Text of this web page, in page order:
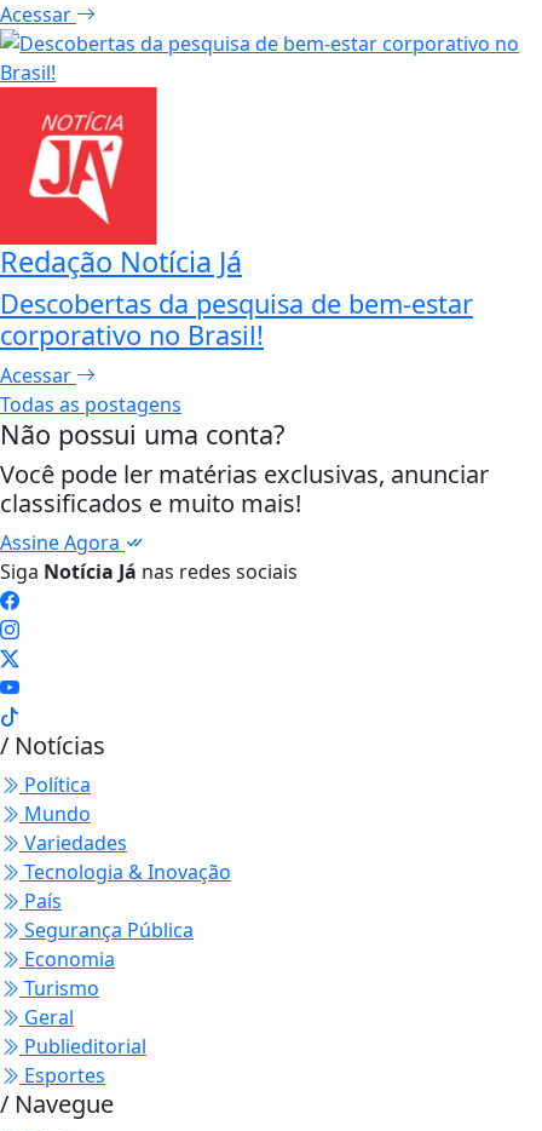
Acessar
Redação Notícia Já
Descobertas da pesquisa de bem-estar
corporativo no Brasil!
Acessar
Todas as postagens
Não possui uma conta?
Você pode ler matérias exclusivas, anunciar
classificados e muito mais!
Assine Agora
Siga Notícia Já nas redes sociais
/ Notícias
Política
Mundo
Variedades
Tecnologia & Inovação
País
Segurança Pública
Economia
Turismo
Geral
Publieditorial
Esportes
/ Navegue